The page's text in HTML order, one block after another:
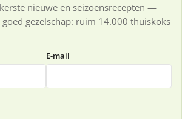
nieuwe en seizoensrecepten —
gezelschap: ruim 14.000 thuiskoks
E-mail